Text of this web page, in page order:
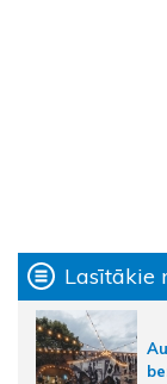
Lasītākie